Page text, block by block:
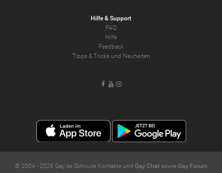
Hilfe & Support
FAQ
Hilfe
Feedback
Tipps & Tricks und Neuheiten
Facebook
YoutubeInstagram
© 2004 - 2026 Gay.de Schwule Kontakte und Gay Chatsowie Gay Forum